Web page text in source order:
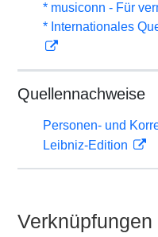
* musiconn - Für
* Internationales
Quellennachweise
Personen- und
Leibniz-Edition
Verknüpfungen